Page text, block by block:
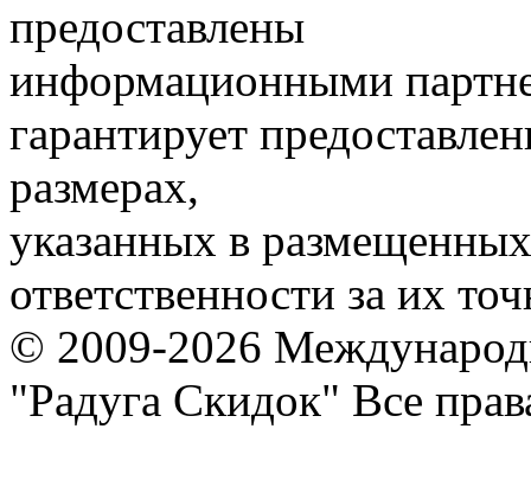
предоставлены
информационными
гарантирует
размерах,
указанных в
ответственности за их
© 2009-2026
"Радуга Скидок" Все